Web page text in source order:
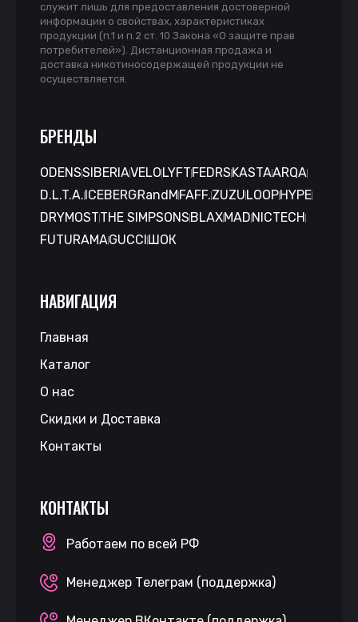
служит лишь для предоставления достоверной
информации о свойствах, характеристиках
продукции (п.1 и п.2 ст. 10 Закона «О защите прав
потребителей»). Дистанционная продажа и
доставка никотиносодержащей продукции не
осуществляется.
БРЕНДЫ
ODENSSIBERIAVELO LYFT FEDRS KASTAARQA
D.L.T.A. ICEBERG RandM FAFF.ZUZU LOOPHYPE
DRYMOSTTHE SIMPSONS BLAXMAD NICTECH
FUTURAMAGUCCI ШОК
НАВИГАЦИЯ
Главная
Каталог
О нас
Скидки и Доставка
Контакты
КОНТАКТЫ
Работаем по всей РФ
Менеджер Телеграм (поддержка)